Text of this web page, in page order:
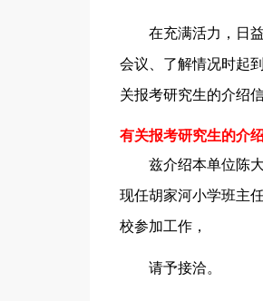
在充满活力，日
会议、了解情况时起
关报考研究生的介绍
有关报考研究生的介
兹介绍本单位陈
现任胡家河小学班主
校参加工作，
请予接洽。